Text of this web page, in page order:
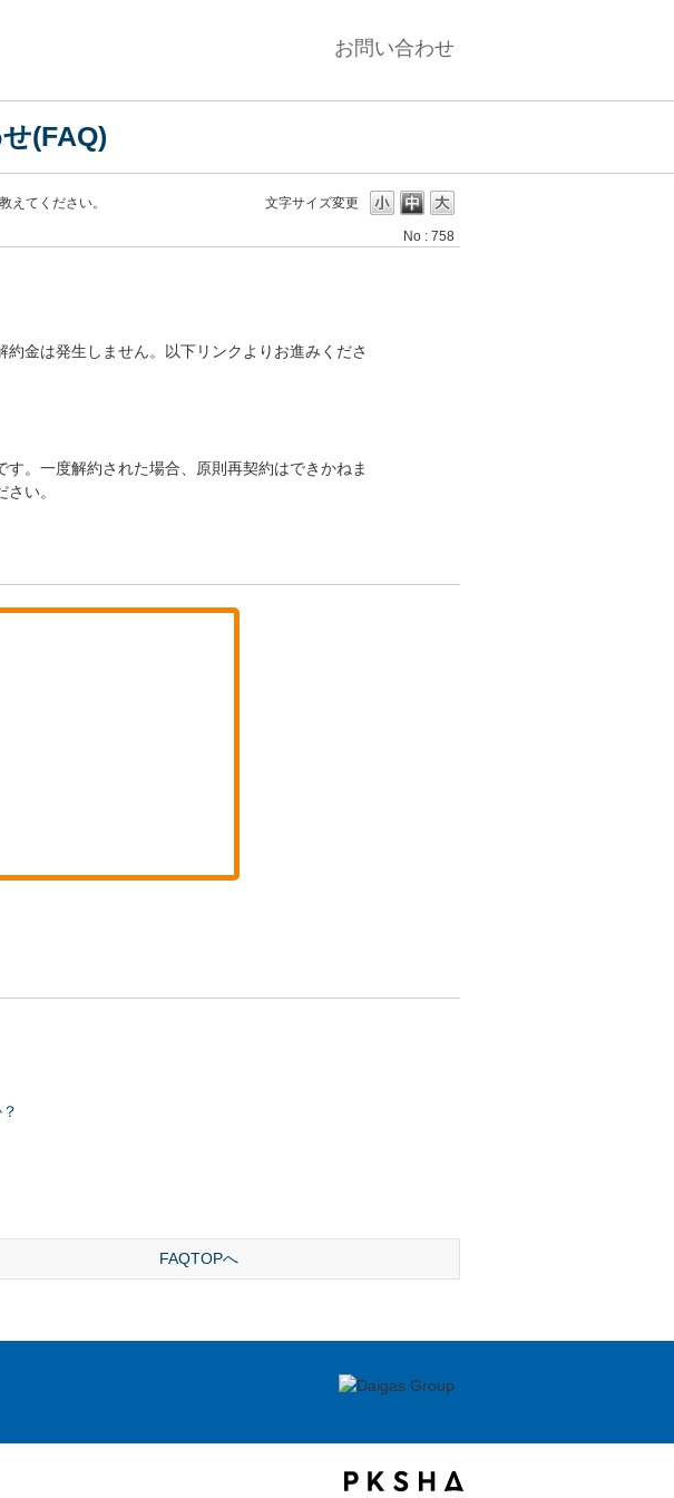
お問い合わせ
(FAQ)
文字サイズ変更
えてください。
No : 758
金は発生しません。以下リンクよりお進みくださ
。一度解約された場合、原則再契約はできかねま
い。
FAQTOPへ